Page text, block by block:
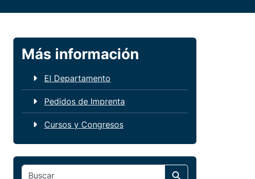
Más información
El Departamento
Pedidos de Imprenta
Cursos y Congresos